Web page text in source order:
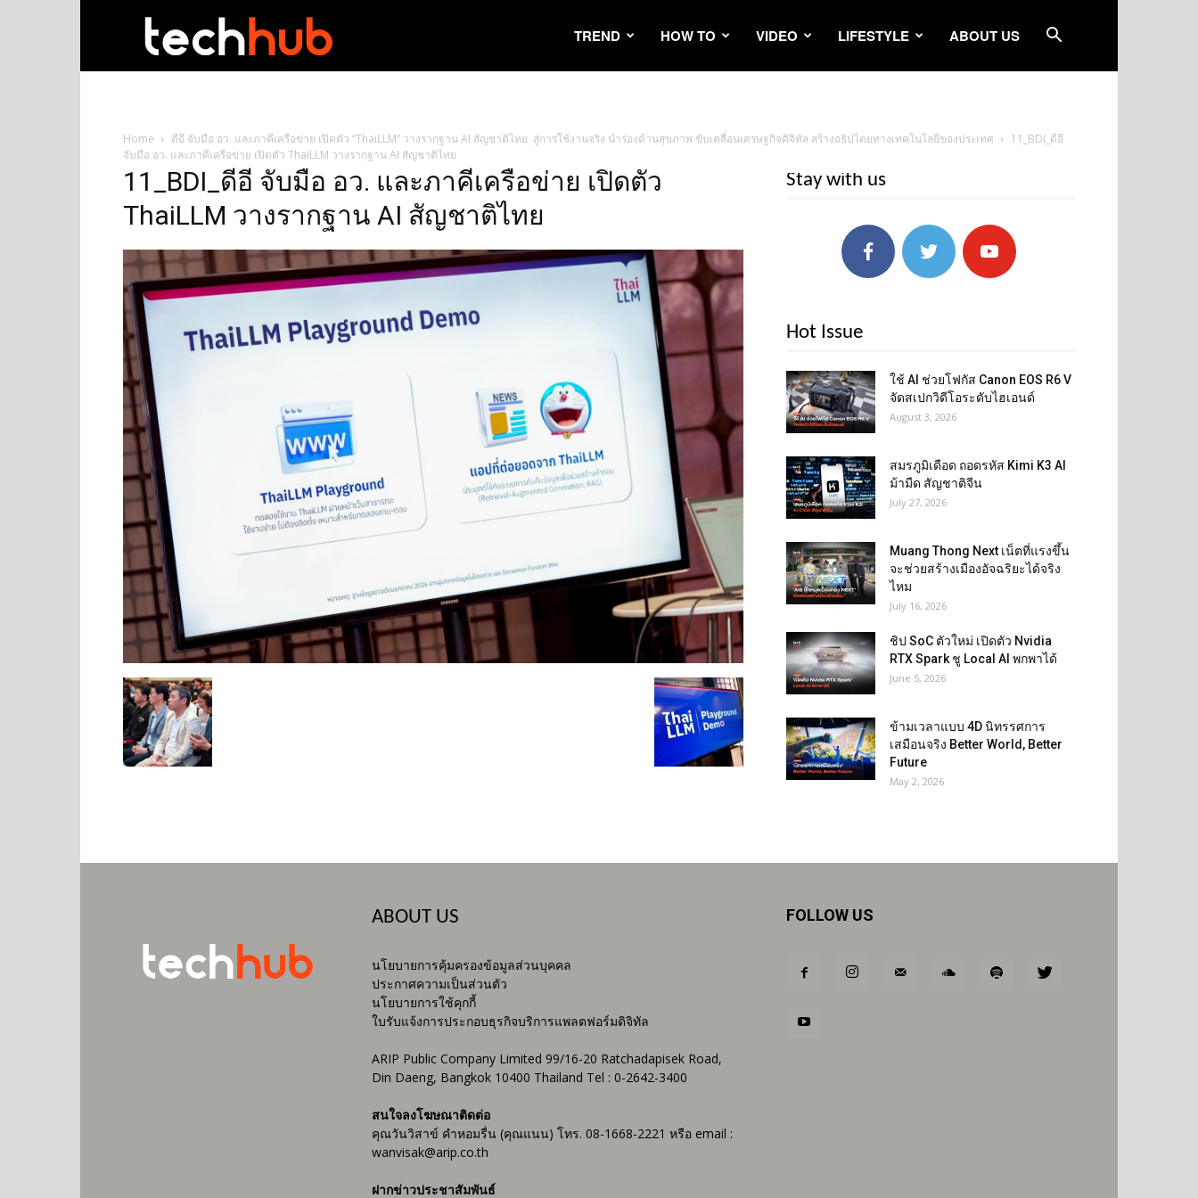
TREND HOW TO VIDEO LIFESTYLE ABOUT US
Home ดีอี จับมือ อว. และภาคีเครือข่าย เปิดตัว “ThaiLLM” วางรากฐาน AI สัญชาติไทย สู่การใช้งานจริง นำร่องด้านสุขภาพ ขับเคลื่อนเศรษฐกิจดิจิทัล สร้างอธิปไตยทางเทคโนโลยีของประเทศ
11_BDI_ดีอี
จับมือ อว. และภาคีเครือข่าย เปิดตัว ThaiLLM วางรากฐาน AI สัญชาติไทย
11_BDI_ดีอี จับมือ อว. และภาคีเครือข่าย เปิดตัว
ThaiLLM วางรากฐาน AI สัญชาติไทย
Stay with us
Hot Issue
ใช้ AI ช่วยโฟกัส Canon EOS R6 V
จัดสเปกวิดีโอระดับไฮเอนด์
August 3, 2026
สมรภูมิเดือด ถอดรหัส Kimi K3 AI
ม้ามืด สัญชาติจีน
July 27, 2026
Muang Thong Next เน็ตที่แรงขึ้น
จะช่วยสร้างเมืองอัจฉริยะได้จริง
ไหม
July 16, 2026
ชิป SoC ตัวใหม่ เปิดตัว Nvidia
RTX Spark ชู Local AI พกพาได้
June 5, 2026
ข้ามเวลาแบบ 4D นิทรรศการ
เสมือนจริง Better World, Better
Future
May 2, 2026
ABOUT US
นโยบายการคุ้มครองข้อมูลส่วนบุคคล
ประกาศความเป็นส่วนตัว
นโยบายการใช้คุกกี้
ใบรับแจ้งการประกอบธุรกิจบริการแพลตฟอร์มดิจิทัล
ARIP Public Company Limited 99/16-20 Ratchadapisek Road,
Din Daeng, Bangkok 10400 Thailand Tel : 0-2642-3400
สนใจลงโฆษณาติดต่อ
คุณวันวิสาข์ คำหอมรื่น (คุณแนน) โทร. 08-1668-2221 หรือ email :
wanvisak@arip.co.th
ฝากข่าวประชาสัมพันธ์
FOLLOW US